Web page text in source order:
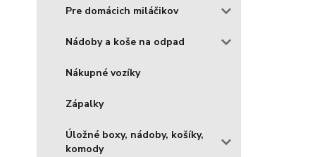
Pre domácich miláčikov
Nádoby a koše na odpad
Nákupné vozíky
Zápalky
Úložné boxy, nádoby, košíky,
komody